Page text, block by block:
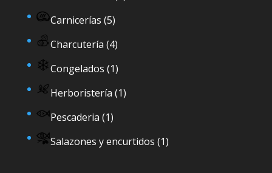
Carnicerías (5)
Charcutería (4)
Congelados (1)
Herboristería (1)
Pescaderia (1)
Salazones y encurtidos (1)